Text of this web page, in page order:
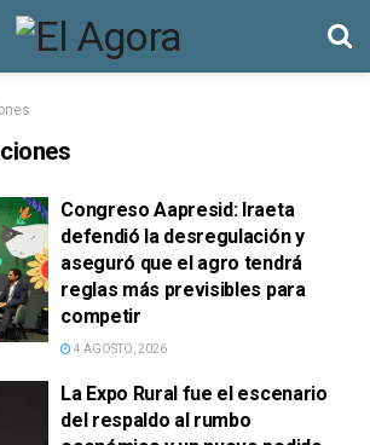
Congreso Aapresid: Iraeta
defendió la desregulación y
aseguró que el agro tendrá
reglas más previsibles para
competir
4 AGOSTO, 2026
La Expo Rural fue el escenario
del respaldo al rumbo